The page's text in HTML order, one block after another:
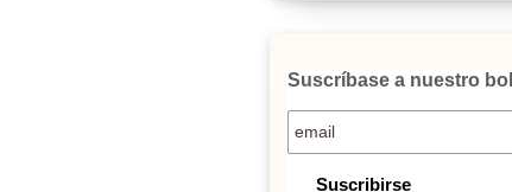
Suscríbase a nuestro